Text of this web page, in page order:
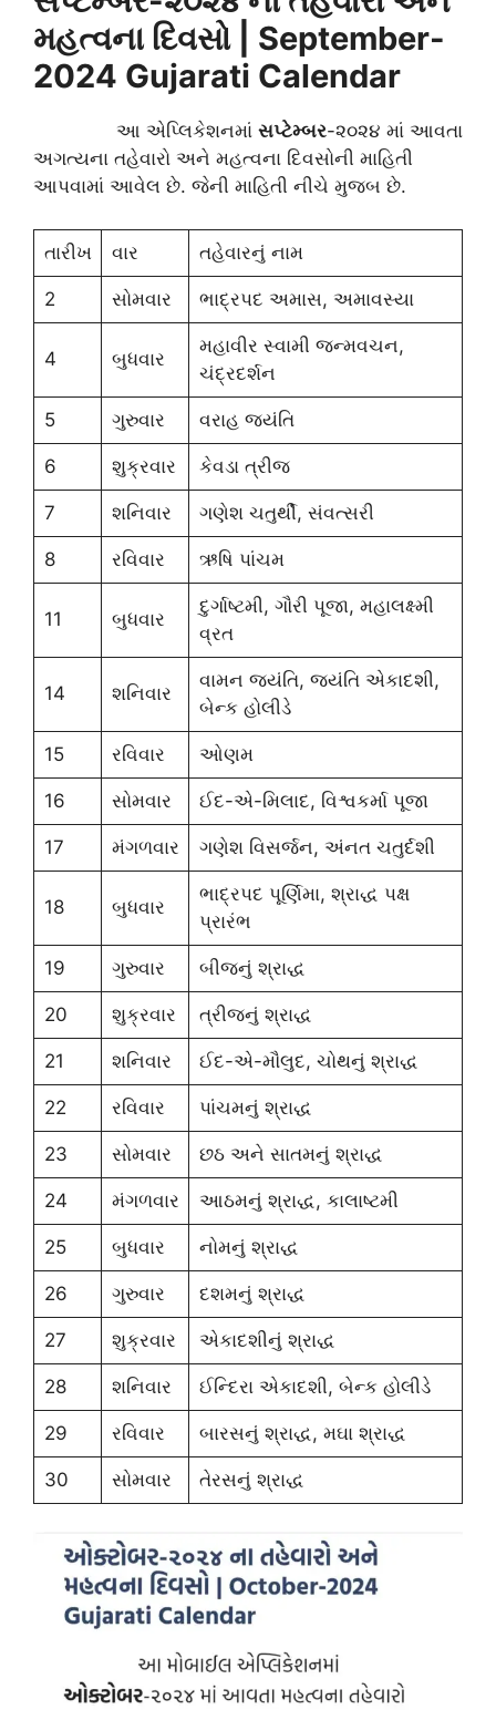
મહત્વના દિવસો
| September-
2024 Gujarati Calendar
આ એપ્લિકેશનમાં સપ્ટેમ્બર-૨૦૨૪ માં આવતા
અગત્યના તહેવારો અને મહત્વના દિવસોની માહિતી
આપવામાં આવેલ છે. જેની માહિતી નીચે મુજબ છે.
તારીખ વાર તહેવારનું નામ
2 સોમવાર ભાદ્રપદ અમાસ, અમાવસ્યા
4 બુધવાર
મહાવીર સ્વામી જન્મવચન,
ચંદ્રદર્શન
5 ગુરુવાર વરાહ જયંતિ
6 શુક્રવાર કેવડા ત્રીજ
7 શનિવાર ગણેશ ચતુર્થી, સંવત્સરી
8 રવિવાર ઋષિ પાંચમ
11 બુધવાર
દુર્ગાષ્ટમી, ગૌરી પૂજા, મહાલક્ષ્મી
વ્રત
14 શનિવાર
વામન જયંતિ, જયંતિ એકાદશી,
બેન્ક હોલીડે
15 રવિવાર ઓણમ
16 સોમવાર ઈદ-એ-મિલાદ, વિશ્વકર્મા પૂજા
17 મંગળવાર ગણેશ વિસર્જન, અંનત ચતુર્દશી
18 બુધવાર
ભાદ્રપદ પૂર્ણિમા, શ્રાદ્ધ પક્ષ
પ્રારંભ
19 ગુરુવાર બીજનું શ્રાદ્ધ
20 શુક્રવાર ત્રીજનું શ્રાદ્ધ
21 શનિવાર ઈદ-એ-મૌલુદ, ચોથનું શ્રાદ્ધ
22 રવિવાર પાંચમનું શ્રાદ્ધ
23 સોમવાર છઠ અને સાતમનું શ્રાદ્ધ
24 મંગળવાર આઠમનું શ્રાદ્ધ, કાલાષ્ટમી
25 બુધવાર નોમનું શ્રાદ્ધ
26 ગુરુવાર દશમનું શ્રાદ્ધ
27 શુક્રવાર એકાદશીનું શ્રાદ્ધ
28 શનિવાર ઈન્દિરા એકાદશી, બેન્ક હોલીડે
29 રવિવાર બારસનું શ્રાદ્ધ, મઘા શ્રાદ્ધ
30 સોમવાર તેરસનું શ્રાદ્ધ